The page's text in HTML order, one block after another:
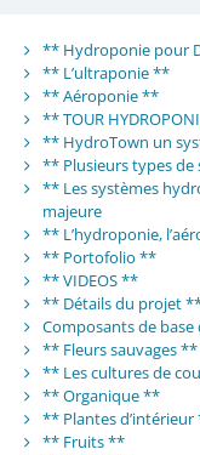
** Hydroponie pour
** L’ultraponie **
** Aéroponie **
** TOUR
** HydroTown un
** Plusieurs types
** Les systèmes
majeure
** L’hydroponie,
** Portofolio **
** VIDEOS **
** Détails du projet
Composants de
** Fleurs sauvages **
** Les cultures de
** Organique **
** Plantes
** Fruits **